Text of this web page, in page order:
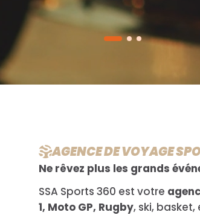
AGENCE DE VOYAGE
Ne rêvez plus les grands
SSA Sports 360 est votre
1, Moto GP, Rugby, ski,